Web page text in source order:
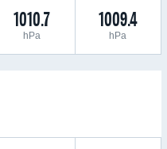
1010.7
hPa
1009.4
hPa